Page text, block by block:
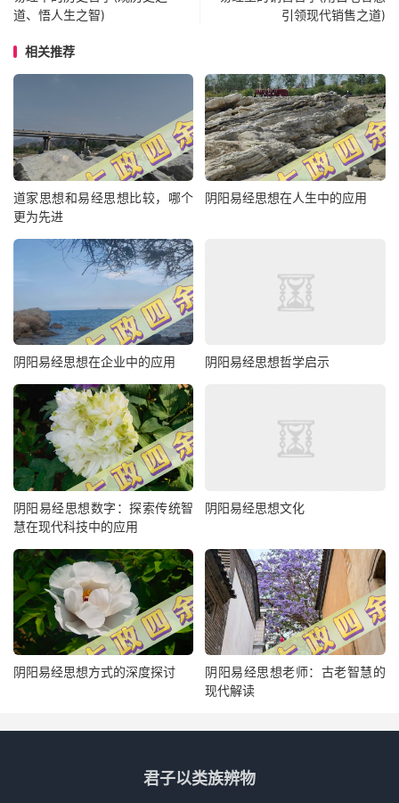
道、悟人生之智)
引领现代销售之道)
相关推荐
道家思想和易经思想比较，哪个
更为先进
阴阳易经思想在人生中的应用
阴阳易经思想在企业中的应用 阴阳易经思想哲学启示
阴阳易经思想数字：探索传统智
慧在现代科技中的应用
阴阳易经思想文化
阴阳易经思想方式的深度探讨
阴阳易经思想老师：古老智慧的
现代解读
君子以类族辨物